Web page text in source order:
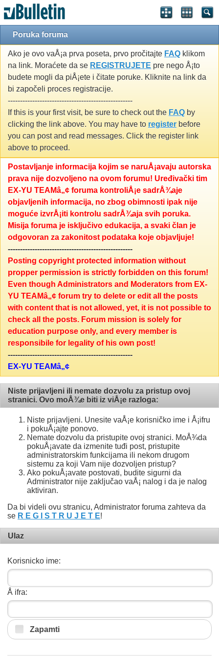
Poruka foruma
Ako je ovo vaÅ¡a prva poseta, prvo pročitajte FAQ klikom
na link. Moraćete da se REGISTRUJETE pre nego Å¡to
budete mogli da piÅ¡ete i čitate poruke. Kliknite na link da
bi započeli proces registracije.
---------------------------------------------------
If this is your first visit, be sure to check out the FAQ by
clicking the link above. You may have to register before
you can post and read messages. Click the register link
above to proceed.
Postavljanje informacija kojim se naruÅ¡avaju autorska
prava nije dozvoljeno na ovom forumu! Uređivački tim
EX-YU TEAMâ„¢ foruma kontroliÅ¡e sadrÅ¾aje
objavljenih informacija, no zbog obimnosti ipak nije
moguće izvrÅ¡iti kontrolu sadrÅ¾aja svih poruka.
Misija foruma je isključivo edukacija, a svaki član je
odgovoran za zakonitost podataka koje objavljuje!
---------------------------------------------------
Posting copyright protected information without
propper permission is strictly forbidden on this forum!
Even though Administrators and Moderators from EX-
YU TEAMâ„¢ forum try to delete or edit all the posts
with content that is not allowed, yet, it is not possible to
check all the posts. Forum mission is solely for
education purpose only, and every member is
responsibile for legality of his own post!
---------------------------------------------------
EX-YU TEAMâ„¢
Niste prijavljeni ili nemate dozvolu za pristup ovoj
stranici. Ovo moÅ¾e biti iz viÅ¡e razloga:
Niste prijavljeni. Unesite vaÅ¡e korisničko ime i Å¡ifru
i pokuÅ¡ajte ponovo.
Nemate dozvolu da pristupite ovoj stranici. MoÅ¾da
pokuÅ¡avate da izmenite tuđi post, pristupite
administratorskim funkcijama ili nekom drugom
sistemu za koji Vam nije dozvoljen pristup?
Ako pokuÅ¡avate postovati, budite sigurni da
Administrator nije zaključao vaÅ¡ nalog i da je nalog
aktiviran.
Da bi videli ovu stranicu, Administrator foruma zahteva da
se R E G I S T R U J E T E!
Ulaz
Korisnicko ime:
Å ifra:
Zapamti